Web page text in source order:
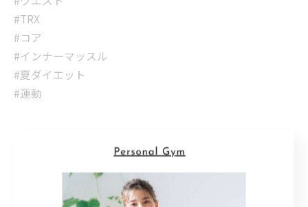
#TRX
#コア
#インナーマッスル
#夏ダイエット
#運動
院 ボディメイクでは、パーソナルスタイルのトレーニン
グを行っており、お客様のその日のコンディションに合
わせて効率的なメニューを組み立てます。 当ジムは、薬